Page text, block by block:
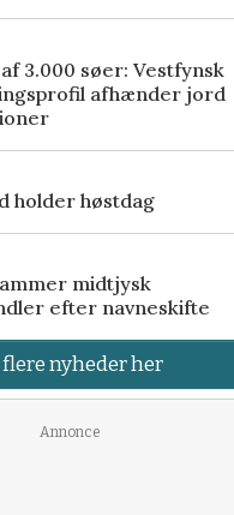
3.000 søer: Vestfynsk
afhænder jord
holder høstdag
midtjysk
efter navneskifte
flere nyheder her
Annonce